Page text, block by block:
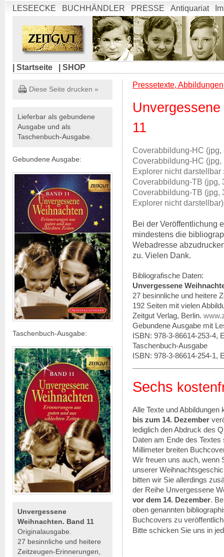
LESEECKE BUCHHÄNDLER PRESSE Antiquariat
| Startseite | SHOP
Diese Seite drucken »
Lieferbar als gebundene
Ausgabe und als
Taschenbuch-Ausgabe.
Gebundene Ausgabe:
Taschenbuch-Ausgabe:
Unvergessene
Weihnachten. Band 11
Originalausgabe.
27 besinnliche und heitere
Zeitzeugen-Erinnerungen,
Pressetexte,
11
Coverabbildung-HC
Coverabbildung-HC
Explorer nicht darstellbar
Coverabbildung-TB (jpg,
Coverabbildung-TB (jpg,
Explorer nicht
Bei der Veröffentlichung
mindestens die
Webadresse
zu. Vielen Dank.
Bibliografische Daten:
Unvergessene
27 besinnliche und heitere
192 Seiten mit vielen
Zeitgut Verlag, Berlin.
Gebundene Ausgabe mit
ISBN: 978-3-86614-253-4,
Taschenbuch-Ausgabe
ISBN: 978-3-86614-254-1,
Sechs
Alle Texte und
bis zum 14. Dezember
lediglich den Abdruck des
Daten am Ende des
Millimeter breiten
Wir freuen uns auch, wenn
unserer
bitten wir Sie allerdings
der Reihe Unvergessene
vor dem 14. Dezember.
oben genannten
Buchcovers zu
Bitte schicken Sie uns in